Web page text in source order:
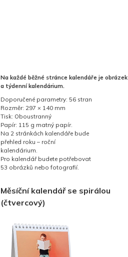
Na každé běžné stránce kalendáře je obrázek
a týdenní kalendárium.
Doporučené parametry: 56 stran
Rozměr: 297 × 140 mm
Tisk: Oboustranný
Papír: 115 g matný papír.
Na 2 stránkách kalendáře bude
přehled roku – roční
kalendárium.
Pro kalendář budete potřebovat
53 obrázků nebo fotografií.
Měsíční kalendář se spirálou
(čtvercový)